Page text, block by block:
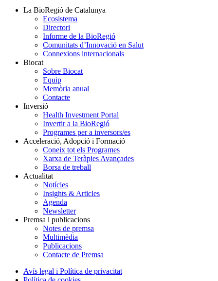
La BioRegió de Catalunya
Ecosistema
Directori
Informe de la BioRegió
Comunitats d’Innovació en Salut
Connexions internacionals
Biocat
Sobre Biocat
Equip
Memòria anual
Contacte
Inversió
Health Investment Portal
Invertir a la BioRegió
Programes per a inversors/es
Acceleració, Adopció i Formació
Coneix tot els Programes
Xarxa de Teràpies Avançades
Borsa de treball
Actualitat
Notícies
Insights & Articles
Agenda
Newsletter
Premsa i publicacions
Notes de premsa
Multimèdia
Publicacions
Contacte de Premsa
Avís legal i Política de privacitat